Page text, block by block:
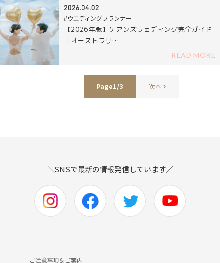
2026.04.02
#ウエディングプランナー
【2026年版】ケアンズウェディング完全ガイド
｜オーストラリ…
READ MORE
Page1/3 次へ
＼SNSで最新の情報発信しています／
ご注意事項＆ご案内